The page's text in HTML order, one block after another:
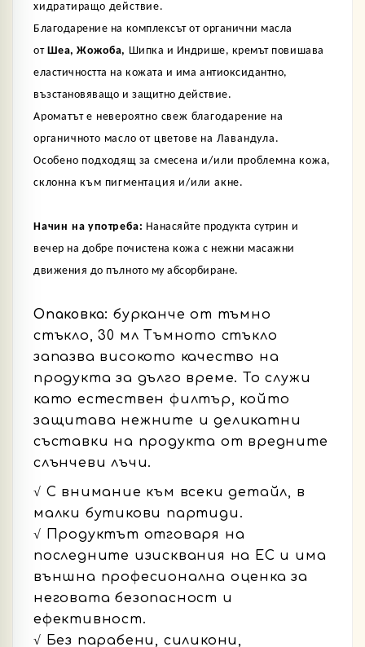
хидратиращо действие.
Благодарение на комплексът от органични масла
от Шеа, Жожоба, Шипка и Индрише, кремът повишава
еластичността на кожата и има антиоксидантно,
възстановяващо и защитно действие.
Ароматът е невероятно свеж благодарение на
органичното масло от цветове на Лавандула.
Особено подходящ за смесена и/или проблемна кожа,
склонна към пигментация и/или акне.
Начин на употреба: Нанасяйте продукта сутрин и
вечер на добре почистена кожа с нежни масажни
движения до пълното му абсорбиране.
Опаковка: бурканче от тъмно
стъкло, 30 мл Тъмното стъкло
запазва високото качество на
продукта за дълго време. То служи
като естествен филтър, който
защитава нежните и деликатни
съставки на продукта от вредните
слънчеви лъчи.
√ С внимание към всеки детайл, в
малки бутикови партиди.
√ Продуктът отговаря на
последните изисквания на ЕС и има
външна професионална оценка за
неговата безопасност и
ефективност.
√ Без парабени, силикони,